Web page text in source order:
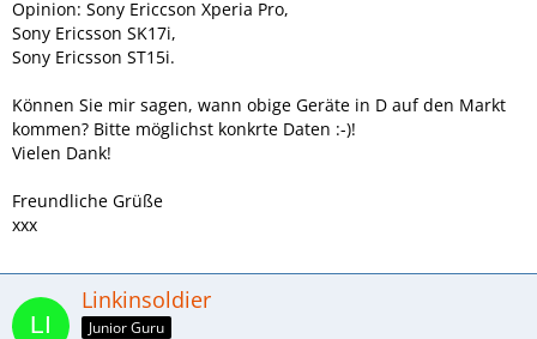
Opinion: Sony Ericcson Xperia Pro,
Sony Ericsson SK17i,
Sony Ericsson ST15i.
Können Sie mir sagen, wann obige Geräte in D auf den Markt
kommen? Bitte möglichst konkrte Daten :-)!
Vielen Dank!
Freundliche Grüße
xxx
Linkinsoldier
Junior Guru